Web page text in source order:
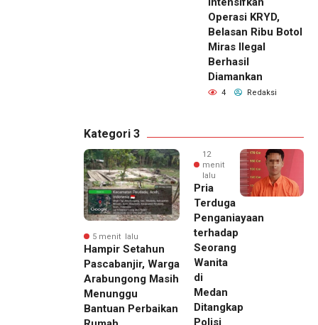
Operasi KRYD,
Belasan Ribu Botol
Miras Ilegal
Berhasil
Diamankan
4 Redaksi
Kategori 3
5 menit lalu
Hampir Setahun
Pascabanjir, Warga
Arabungong Masih
Menunggu
Bantuan Perbaikan
12
menit
lalu
Pria
Terduga
Penganiayaan
terhadap
Seorang
Wanita
di
Medan
Ditangkap
Polisi